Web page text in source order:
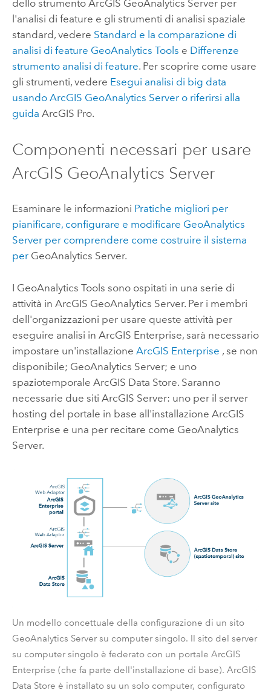
dello strumento ArcGIS GeoAnalytics Serverper
l'analisi di feature e gli strumenti di analisi spaziale
standard, vedere Standard e la comparazione di
analisi di feature GeoAnalytics Tools e Differenze
strumento analisi di feature. Per scoprire come usare
gli strumenti, vedere Esegui analisi di big data
usando ArcGIS GeoAnalytics Servero riferirsi alla
guida ArcGIS Pro.
Componenti necessari per usare
ArcGIS GeoAnalytics Server
Esaminare le informazioni Pratiche migliori per
pianificare, configurare e modificare GeoAnalytics
Serverper comprendere come costruire il sistema
per GeoAnalytics Server.
I GeoAnalytics Tools sono ospitati in una serie di
attività in ArcGIS GeoAnalytics Server. Per i membri
dell'organizzazioni per usare queste attività per
eseguire analisi in ArcGIS Enterprise, sarà necessario
impostare un'installazione ArcGIS Enterprise , se non
disponibile; GeoAnalytics Server; e uno
spaziotemporale ArcGIS Data Store. Saranno
necessarie due siti ArcGIS Server: uno per il server
hosting del portale in base all'installazione ArcGIS
Enterprise e una per recitare come GeoAnalytics
Server.
Un modello concettuale della configurazione di un sito
GeoAnalytics Serversu computer singolo. Il sito del server
su computer singolo è federato con un portale ArcGIS
Enterprise (che fa parte dell'installazione di base). ArcGIS
Data Store è installato su un solo computer, configurato